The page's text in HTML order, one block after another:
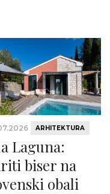
ARHITEKTURA
Laguna:
biser na
obali